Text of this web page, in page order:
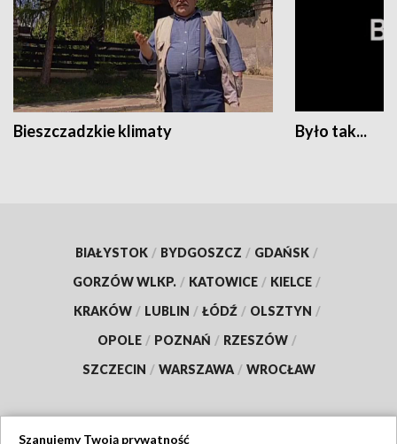
Bieszczadzkie klimaty Było tak...
BIAŁYSTOK / BYDGOSZCZ / GDAŃSK /
GORZÓW WLKP. / KATOWICE / KIELCE /
KRAKÓW / LUBLIN / ŁÓDŹ / OLSZTYN /
OPOLE / POZNAŃ / RZESZÓW /
SZCZECIN / WARSZAWA / WROCŁAW
Szanujemy Twoją prywatność